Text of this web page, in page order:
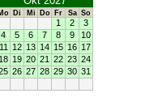
Di Mi Do Fr Sa So
1 2
3
4
5 6 7 8 9
10
11
12 13 14 15 16 17
18 19 20 21 22 23 24
26 27 28 29 30 31